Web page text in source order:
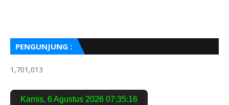
PENGUNJUNG :
1,701,013
Kamis, 6 Agustus 2026 07:35:17